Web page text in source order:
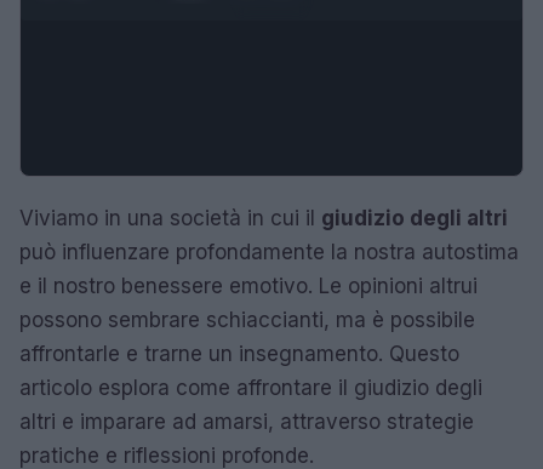
Viviamo in una società in cui il giudizio degli altri
può influenzare profondamente la nostra autostima
e il nostro benessere emotivo. Le opinioni altrui
possono sembrare schiaccianti, ma è possibile
affrontarle e trarne un insegnamento. Questo
articolo esplora come affrontare il giudizio degli
altri e imparare ad amarsi, attraverso strategie
pratiche e riflessioni profonde.